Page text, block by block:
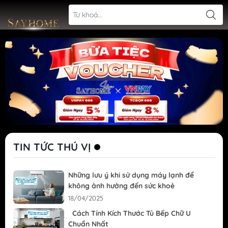
TIN TỨC THÚ VỊ
Những lưu ý khi sử dụng máy lạnh để
không ảnh hưởng đến sức khoẻ
18/04/2025
Cách Tính Kích Thước Tủ Bếp Chữ U
Chuẩn Nhất